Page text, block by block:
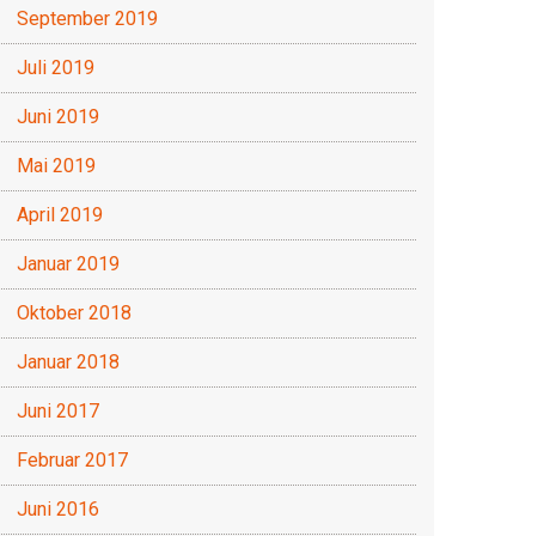
September 2019
Juli 2019
Juni 2019
Mai 2019
April 2019
Januar 2019
Oktober 2018
Januar 2018
Juni 2017
Februar 2017
Juni 2016